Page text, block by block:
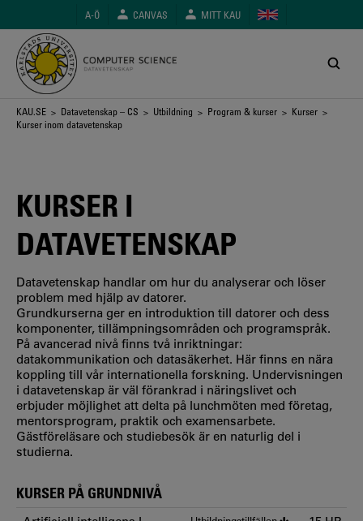
huvudinnehåll
A-Ö CANVAS MITT KAU
Länkstig
KAU.SE > Datavetenskap – CS > Utbildning > Program & kurser > Kurser >
Kurser inom datavetenskap
KURSER I
DATAVETENSKAP
Datavetenskap handlar om hur du analyserar och löser
problem med hjälp av datorer.
Grundkurserna ger en introduktion till datorer och dess
komponenter, tillämpningsområden och programspråk.
På avancerad nivå finns två inriktningar:
datakommunikation och datasäkerhet. Här finns en nära
koppling till vår internationella forskning. Undervisningen
i datavetenskap är väl förankrad i näringslivet och
erbjuder möjlighet att delta på lunchmöten med företag,
mentorsprogram, praktik och examensarbete.
Gästföreläsare och studiebesök är en naturlig del i
studierna.
KURSER PÅ GRUNDNIVÅ